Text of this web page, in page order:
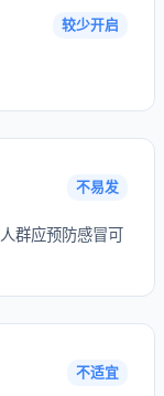
较少开启
不易发
群应预防感冒可
不适宜